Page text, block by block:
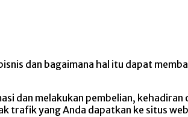
dan bagaimana hal itu dapat
dan melakukan pembelian,
trafik yang Anda dapatkan ke situs